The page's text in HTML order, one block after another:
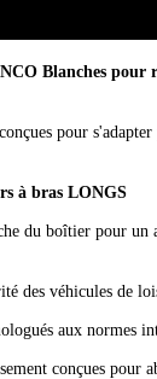
Blanches pour
pour
à bras LONGS
du boîtier pour un
des véhicules de
aux normes
conçues pour